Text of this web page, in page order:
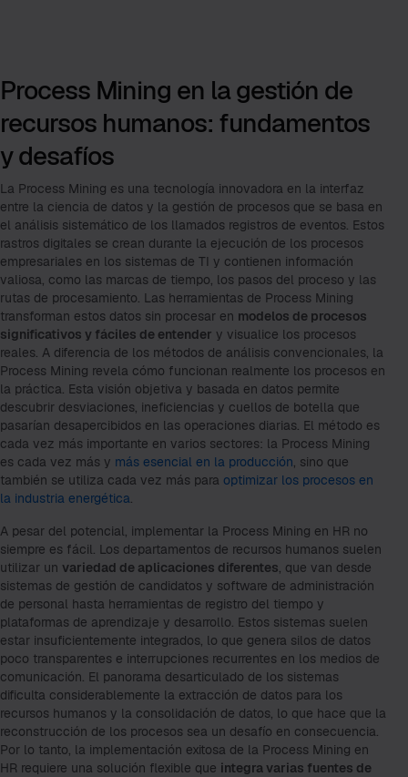
Process Mining en la gestión de
recursos humanos: fundamentos
y desafíos
La Process Mining es una tecnología innovadora en la interfaz
entre la ciencia de datos y la gestión de procesos que se basa en
el análisis sistemático de los llamados registros de eventos. Estos
rastros digitales se crean durante la ejecución de los procesos
empresariales en los sistemas de TI y contienen información
valiosa, como las marcas de tiempo, los pasos del proceso y las
rutas de procesamiento. Las herramientas de Process Mining
transforman estos datos sin procesar en modelos de procesos
significativos y fáciles de entender y visualice los procesos
reales. A diferencia de los métodos de análisis convencionales, la
Process Mining revela cómo funcionan realmente los procesos en
la práctica. Esta visión objetiva y basada en datos permite
descubrir desviaciones, ineficiencias y cuellos de botella que
pasarían desapercibidos en las operaciones diarias. El método es
cada vez más importante en varios sectores: la Process Mining
es cada vez más y más esencial en la producción, sino que
también se utiliza cada vez más para optimizar los procesos en
la industria energética.
A pesar del potencial, implementar la Process Mining en HR no
siempre es fácil. Los departamentos de recursos humanos suelen
utilizar un variedad de aplicaciones diferentes, que van desde
sistemas de gestión de candidatos y software de administración
de personal hasta herramientas de registro del tiempo y
plataformas de aprendizaje y desarrollo. Estos sistemas suelen
estar insuficientemente integrados, lo que genera silos de datos
poco transparentes e interrupciones recurrentes en los medios de
comunicación. El panorama desarticulado de los sistemas
dificulta considerablemente la extracción de datos para los
recursos humanos y la consolidación de datos, lo que hace que la
reconstrucción de los procesos sea un desafío en consecuencia.
Por lo tanto, la implementación exitosa de la Process Mining en
HR requiere una solución flexible que integra varias fuentes de